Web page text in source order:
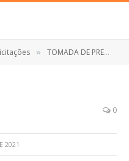
» TOMADA DE PREÇOS Nº 001/2019 (Contratação de empresa especializada para execução dos serviõs de engenharia para construção de um Centro de Capacitação de Interesse da Administração Pública de Anapurus)
0
2021